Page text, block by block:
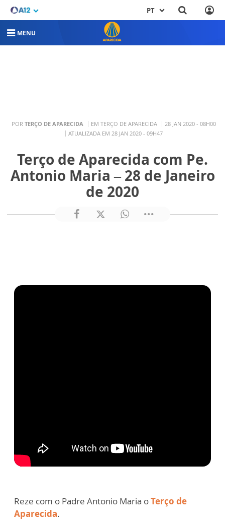
PT
MENU
POR TERÇO DE APARECIDA EM TERÇO DE APARECIDA
28 JAN 2020 - 08H00
ATUALIZADA EM 28 JAN 2020 - 09H47
Terço de Aparecida com Pe.
Antonio Maria – 28 de Janeiro
de 2020
Reze com o Padre Antonio Maria oTerço de
Aparecida.